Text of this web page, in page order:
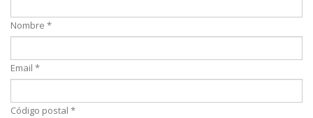
Nombre *
Email *
Código postal *